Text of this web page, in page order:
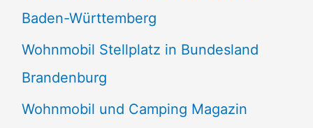
Baden-Württemberg
Wohnmobil Stellplatz in Bundesland
Brandenburg
Wohnmobil und Camping Magazin